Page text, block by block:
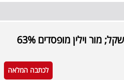
לכתבה המלאה